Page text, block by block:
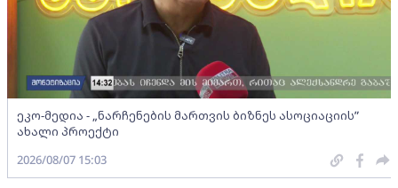
ეკო-მედია - „ნარჩენების მართვის ბიზნეს ასოციაციის”
ახალი პროექტი
2026/08/07 15:03